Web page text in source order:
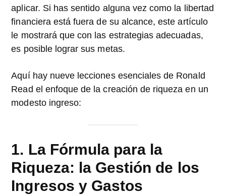
aplicar. Si has sentido alguna vez como la libertad
financiera está fuera de su alcance, este artículo
le mostrará que con las estrategias adecuadas,
es posible lograr sus metas.
Aquí hay nueve lecciones esenciales de Ronald
Read el enfoque de la creación de riqueza en un
modesto ingreso:
1. La Fórmula para la
Riqueza: la Gestión de los
Ingresos y Gastos